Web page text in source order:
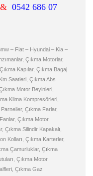
& 0542 686 07
– Fiat – Hyundai – Kia –
Çıkma Motorlar,
Kapılar, Çıkma Bagaj
Saatleri, Çıkma Abs
Motor Beyinleri,
Klima Kompresörleri,
Çıkma Farlar,
Çıkma Motor
Çıkma Silindir Kapakalı,
Kolları, Çıkma Karterler,
Çamurluklar, Çıkma
Çıkma Motor
Çıkma Gaz